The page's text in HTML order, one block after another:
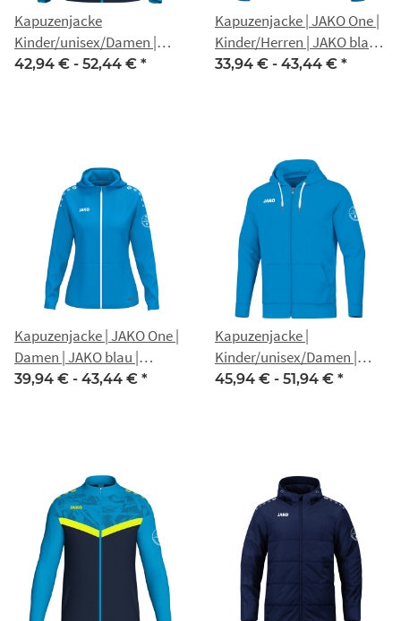
Kapuzenjacke
Kinder/unisex/Damen |
JAKO Iconic | marine/JAKO
42,94 € - 52,44 € *
Kapuzenjacke | JAKO One |
Kinder/Herren | JAKO blau |
Nippon Gotha
33,94 € - 43,44 € *
Kapuzenjacke | JAKO One |
Damen | JAKO blau |
Nippon Gotha
39,94 € - 43,44 € *
Kapuzenjacke |
Kinder/unisex/Damen |
JAKO Base | JAKO blau |
45,94 € - 51,94 € *